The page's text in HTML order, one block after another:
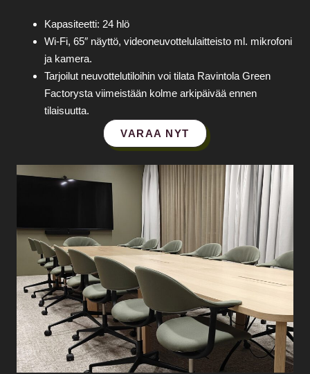
Kapasiteetti: 24 hlö
Wi‑Fi, 65″ näyttö, videoneuvottelulaitteisto ml. mikrofoni
ja kamera.
Tarjoilut neuvottelutiloihin voi tilata Ravintola Green
Factorysta viimeistään kolme arkipäivää ennen
tilaisuutta.
VARAA NYT